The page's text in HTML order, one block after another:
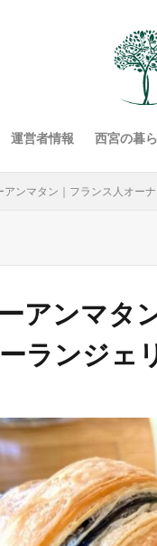
運営者情報 西宮の暮
アンマタン｜フランス人オー
アンマタ
ランジェ